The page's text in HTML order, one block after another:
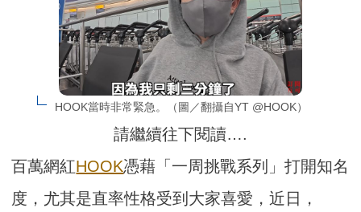
HOOK當時非常緊急。（圖／翻攝自YT @HOOK）
請繼續往下閱讀….
百萬網紅HOOK憑藉「一周挑戰系列」打開知名
度，尤其是直率性格受到大家喜愛，近日，